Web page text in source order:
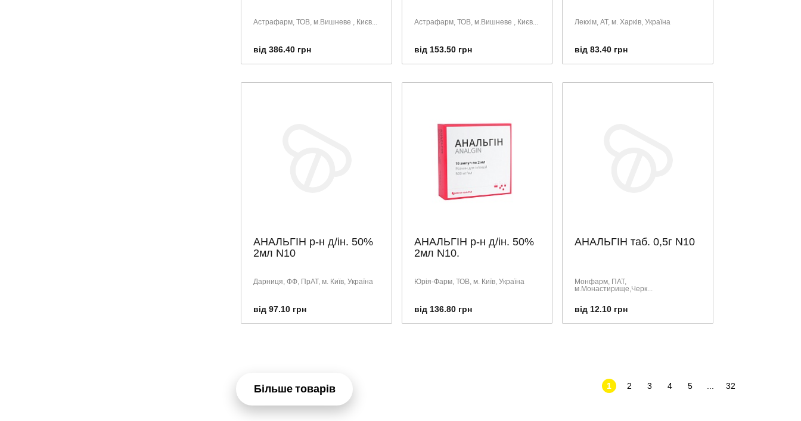
Астрафарм, ТОВ, м.Вишневе , Києв...
від 386.40 грн
Астрафарм, ТОВ, м.Вишневе , Києв...
від 153.50 грн
Лекхiм, АТ, м. Харків, Україна
від 83.40 грн
АНАЛЬГІН р-н д/ін. 50%
2мл N10
Дарниця, ФФ, ПрАТ, м. Київ, Україна
від 97.10 грн
АНАЛЬГІН р-н д/ін. 50%
2мл N10.
Юрія-Фарм, ТОВ, м. Київ, Україна
від 136.80 грн
АНАЛЬГІН таб. 0,5г N10
Монфарм, ПАТ,
м.Монастирище,Черк...
від 12.10 грн
Більше товарів 1 2 3 4 5 32